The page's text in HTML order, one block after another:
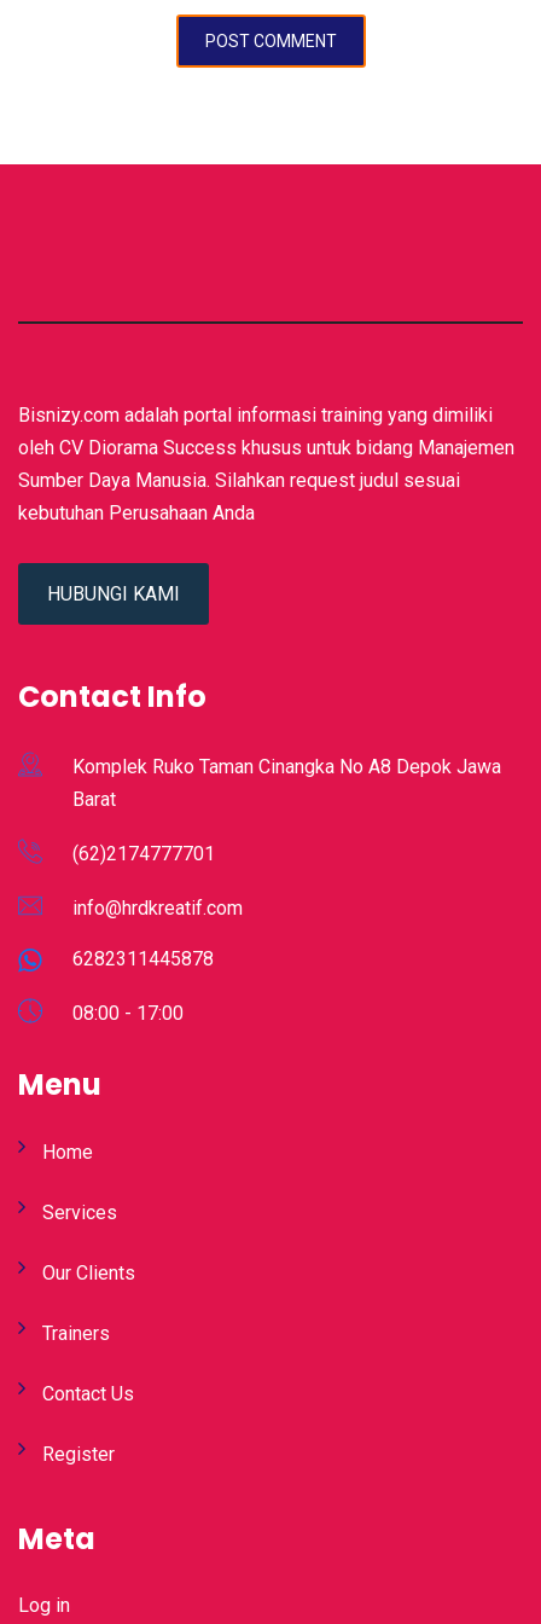
Bisnizy.com adalah portal informasi training yang dimiliki
oleh CV Diorama Success khusus untuk bidang Manajemen
Sumber Daya Manusia. Silahkan request judul sesuai
kebutuhan Perusahaan Anda
HUBUNGI KAMI
Contact Info
Komplek Ruko Taman Cinangka No A8 Depok Jawa
Barat
(62)2174777701
info@hrdkreatif.com
6282311445878
08:00 - 17:00
Menu
Home
Services
Our Clients
Trainers
Contact Us
Register
Meta
Log in